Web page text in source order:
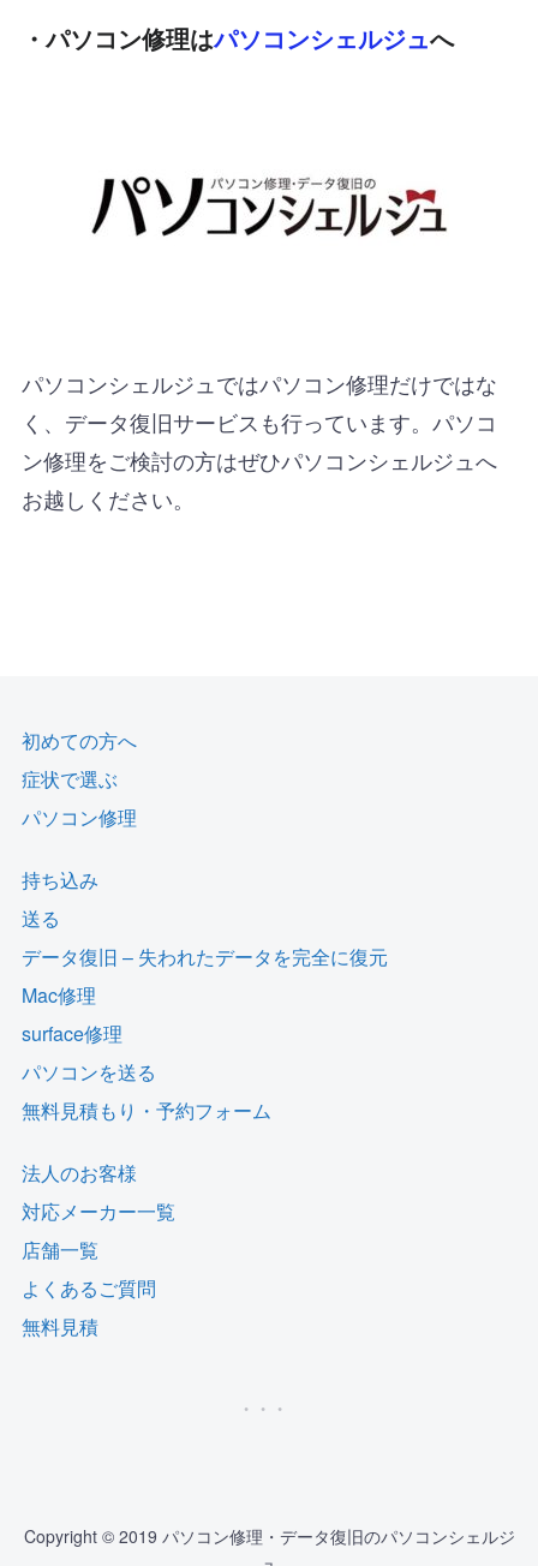
・パソコン修理はパソコンシェルジュへ
パソコンシェルジュではパソコン修理だけではな
く、データ復旧サービスも行っています。パソコ
ン修理をご検討の方はぜひパソコンシェルジュへ
お越しください。
初めての方へ
症状で選ぶ
パソコン修理
持ち込み
送る
データ復旧 – 失われたデータを完全に復元
Mac修理
surface修理
パソコンを送る
無料見積もり・予約フォーム
法人のお客様
対応メーカー一覧
店舗一覧
よくあるご質問
無料見積
Copyright © 2019 パソコン修理・データ復旧のパソコンシェルジ